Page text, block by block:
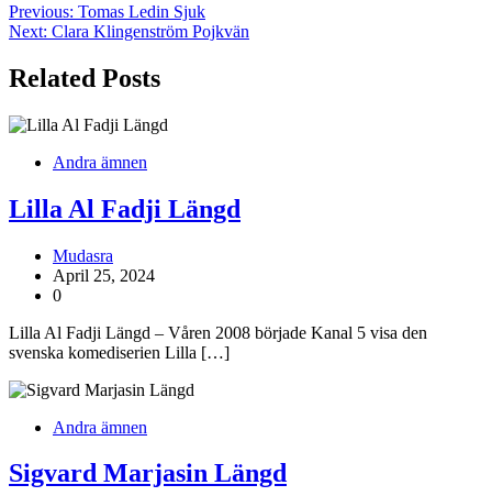
Previous: Tomas Ledin Sjuk
Next: Clara Klingenström Pojkvän
Related Posts
Andra ämnen
Lilla Al Fadji Längd
Mudasra
April 25, 2024
0
Lilla Al Fadji Längd – Våren 2008 började Kanal 5 visa den
svenska komediserien Lilla […]
Andra ämnen
Sigvard Marjasin Längd